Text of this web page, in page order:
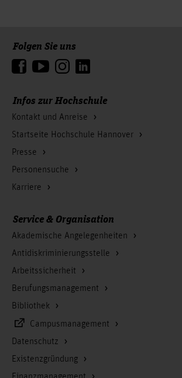
Infos zur Hochschule
Kontakt und Anreise
Startseite Hochschule Hannover
Presse
Personensuche
Karriere
Folgen Sie uns
Service & Organisation
Akademische Angelegenheiten
Antidiskriminierungsstelle
Arbeitssicherheit
Berufungsmanagement
Bibliothek
Campusmanagement
Datenschutz
Existenzgründung